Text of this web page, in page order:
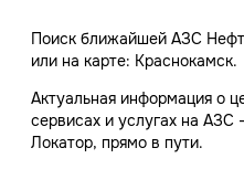
Поиск ближайшей АЗС
или на карте: Краснокамск.
Актуальная информация о
сервисах и услугах на
Локатор, прямо в пути.